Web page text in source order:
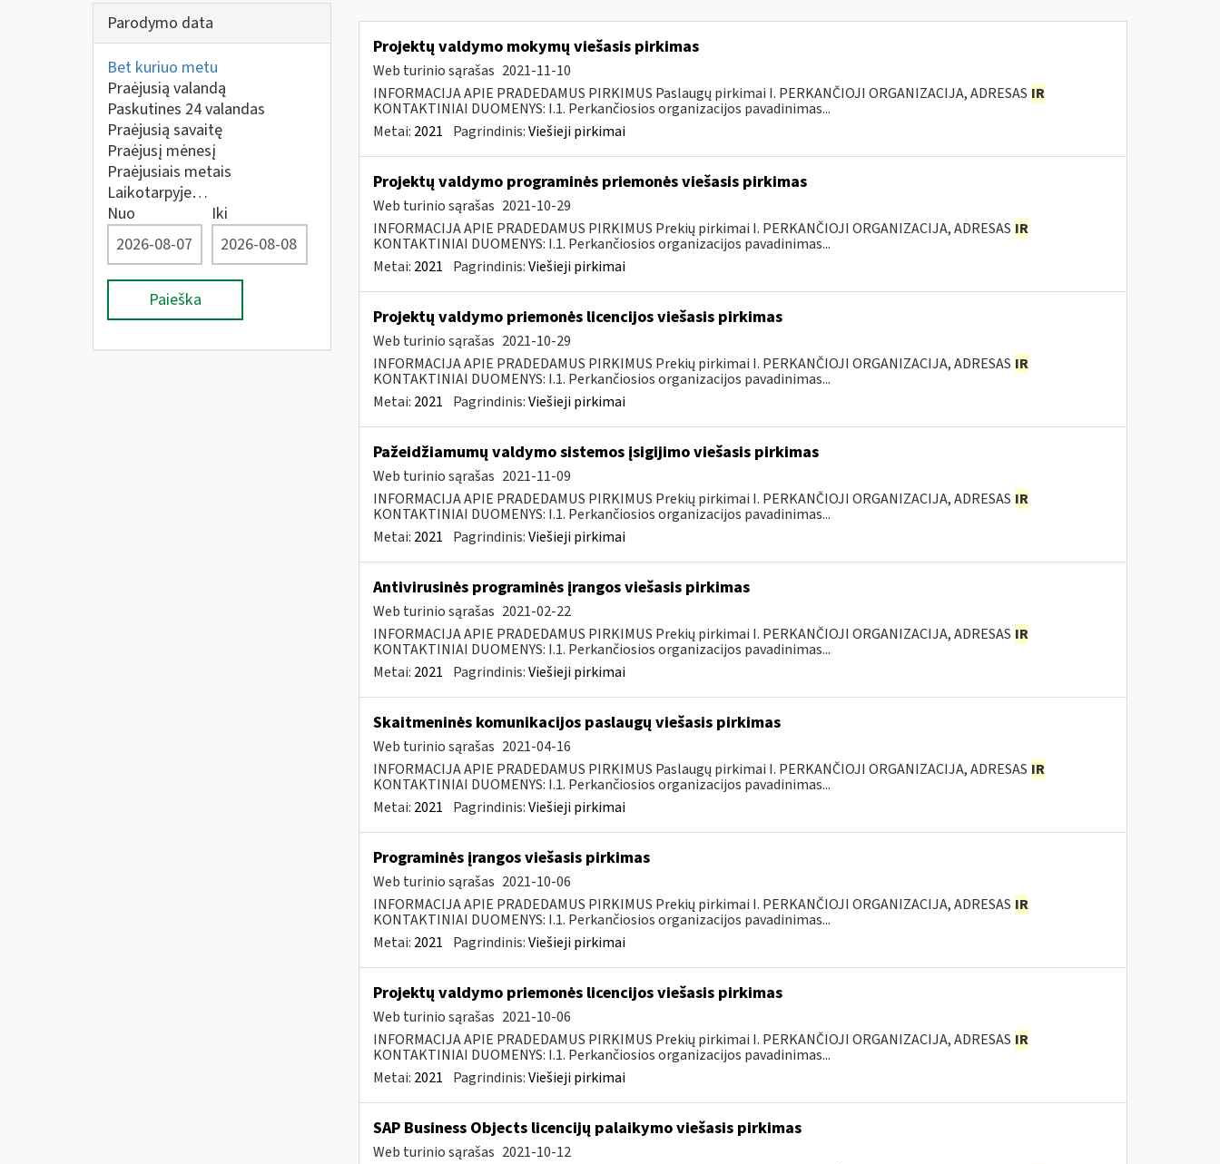
Parodymo data
Bet kuriuo metu
Praėjusią valandą
Paskutines 24 valandas
Praėjusią savaitę
Praėjusį mėnesį
Praėjusiais metais
Laikotarpyje…
Nuo
Iki
Paieška
Projektų valdymo mokymų viešasis pirkimas
Web turinio sąrašas 2021-11-10
INFORMACIJA APIE PRADEDAMUS PIRKIMUS Paslaugų pirkimai I. PERKANČIOJI ORGANIZACIJA, ADRESAS IR
KONTAKTINIAI DUOMENYS: I.1. Perkančiosios organizacijos pavadinimas...
Metai: 2021 Pagrindinis:Viešieji pirkimai
Projektų valdymo programinės priemonės viešasis pirkimas
Web turinio sąrašas 2021-10-29
INFORMACIJA APIE PRADEDAMUS PIRKIMUS Prekių pirkimai I. PERKANČIOJI ORGANIZACIJA, ADRESAS IR
KONTAKTINIAI DUOMENYS: I.1. Perkančiosios organizacijos pavadinimas...
Metai: 2021 Pagrindinis:Viešieji pirkimai
Projektų valdymo priemonės licencijos viešasis pirkimas
Web turinio sąrašas 2021-10-29
INFORMACIJA APIE PRADEDAMUS PIRKIMUS Prekių pirkimai I. PERKANČIOJI ORGANIZACIJA, ADRESAS IR
KONTAKTINIAI DUOMENYS: I.1. Perkančiosios organizacijos pavadinimas...
Metai: 2021 Pagrindinis:Viešieji pirkimai
Pažeidžiamumų valdymo sistemos įsigijimo viešasis pirkimas
Web turinio sąrašas 2021-11-09
INFORMACIJA APIE PRADEDAMUS PIRKIMUS Prekių pirkimai I. PERKANČIOJI ORGANIZACIJA, ADRESAS IR
KONTAKTINIAI DUOMENYS: I.1. Perkančiosios organizacijos pavadinimas...
Metai: 2021 Pagrindinis:Viešieji pirkimai
Antivirusinės programinės įrangos viešasis pirkimas
Web turinio sąrašas 2021-02-22
INFORMACIJA APIE PRADEDAMUS PIRKIMUS Prekių pirkimai I. PERKANČIOJI ORGANIZACIJA, ADRESAS IR
KONTAKTINIAI DUOMENYS: I.1. Perkančiosios organizacijos pavadinimas...
Metai: 2021 Pagrindinis:Viešieji pirkimai
Skaitmeninės komunikacijos paslaugų viešasis pirkimas
Web turinio sąrašas 2021-04-16
INFORMACIJA APIE PRADEDAMUS PIRKIMUS Paslaugų pirkimai I. PERKANČIOJI ORGANIZACIJA, ADRESAS IR
KONTAKTINIAI DUOMENYS: I.1. Perkančiosios organizacijos pavadinimas...
Metai: 2021 Pagrindinis:Viešieji pirkimai
Programinės įrangos viešasis pirkimas
Web turinio sąrašas 2021-10-06
INFORMACIJA APIE PRADEDAMUS PIRKIMUS Prekių pirkimai I. PERKANČIOJI ORGANIZACIJA, ADRESAS IR
KONTAKTINIAI DUOMENYS: I.1. Perkančiosios organizacijos pavadinimas...
Metai: 2021 Pagrindinis:Viešieji pirkimai
Projektų valdymo priemonės licencijos viešasis pirkimas
Web turinio sąrašas 2021-10-06
INFORMACIJA APIE PRADEDAMUS PIRKIMUS Prekių pirkimai I. PERKANČIOJI ORGANIZACIJA, ADRESAS IR
KONTAKTINIAI DUOMENYS: I.1. Perkančiosios organizacijos pavadinimas...
Metai: 2021 Pagrindinis:Viešieji pirkimai
SAP Business Objects licencijų palaikymo viešasis pirkimas
Web turinio sąrašas 2021-10-12